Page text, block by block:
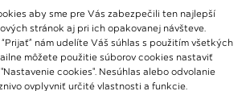
aby sme pre Vás zabezpečili ten najlepší
stránok aj pri ich opakovanej návšteve.
nám udelíte Váš súhlas s použitím všetkých
môžete použitie súborov cookies nastaviť
cookies". Nesúhlas alebo odvolanie
ovplyvniť určité vlastnosti a funkcie.
poriadok